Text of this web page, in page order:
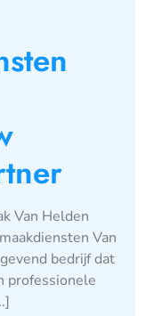
Van Helden
Van
bedrijf dat
professionele